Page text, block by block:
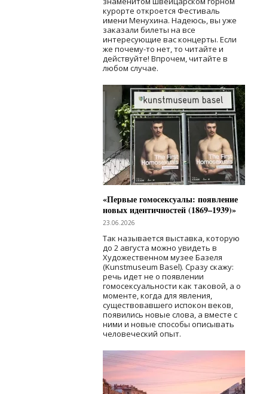
курорте откроется Фестиваль
имени Менухина. Надеюсь, вы уже
заказали билеты на все
интересующие вас концерты. Если
же почему-то нет, то читайте и
действуйте! Впрочем, читайте в
любом случае.
«Первые гомосексуалы: появление
новых идентичностей (1869–1939)»
23.06.2026
Так называется выставка, которую
до 2 августа можно увидеть в
Художественном музее Базеля
(Kunstmuseum Basel). Сразу скажу:
речь идет не о появлении
гомосексуальности как таковой, а о
моменте, когда для явления,
существовавшего испокон веков,
появились новые слова, а вместе с
ними и новые способы описывать
человеческий опыт.